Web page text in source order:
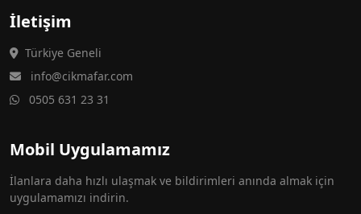
İletişim
Türkiye Geneli
info@cikmafar.com
0505 631 23 31
Mobil Uygulamamız
İlanlara daha hızlı ulaşmak ve bildirimleri anında almak için
uygulamamızı indirin.